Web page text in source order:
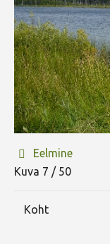
Kontakt
Eelmine
Kuva 7 / 50
Koht